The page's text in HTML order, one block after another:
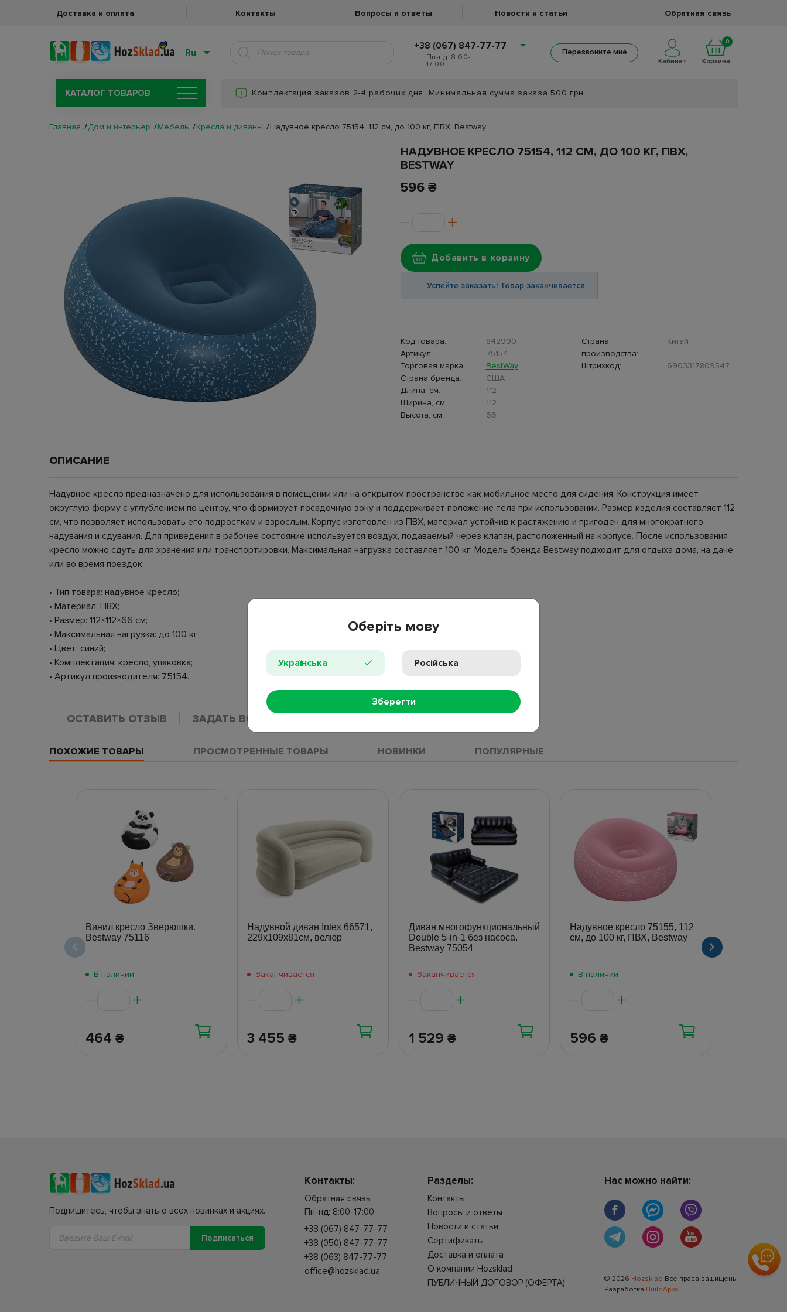
Доставка и оплата Контакты Вопросы и ответы Новости и статьи Обратная связь
Ru
+38 (067) 847-77-77
Пн-нд: 8:00-
17:00.
Перезвоните мне
Кабинет
0
Корзина
КАТАЛОГ ТОВАРОВ Комплектация заказов 2-4 рабочих дня. Минимальная сумма заказа 500 грн.
Главная Дом и интерьер Мебель Кресла и диваны Надувное кресло 75154, 112 см, до 100 кг, ПВХ, Bestway
НАДУВНОЕ КРЕСЛО 75154, 112 СМ, ДО 100 КГ, ПВХ,
BESTWAY
596 ₴
Добавить в корзину
Успейте заказать! Товар заканчивается.
Код товара:
842990
Артикул:
75154
Торговая марка:
BestWay
Страна бренда:
США
Длина, см:
112
Ширина, см:
112
Высота, см:
66
Страна
производства:
Китай
Штрихкод: 6903317809547
ОПИСАНИЕ
Надувное кресло предназначено для использования в помещении или на открытом пространстве как мобильное место для сидения. Конструкция имеет
округлую форму с углублением по центру, что формирует посадочную зону и поддерживает положение тела при использовании. Размер изделия составляет 112
см, что позволяет использовать его подросткам и взрослым. Корпус изготовлен из ПВХ, материал устойчив к растяжению и пригоден для многократного
надувания и сдувания. Для приведения в рабочее состояние используется воздух, подаваемый через клапан, расположенный на корпусе. После использования
кресло можно сдуть для хранения или транспортировки. Максимальная нагрузка составляет 100 кг. Модель бренда Bestway подходит для отдыха дома, на даче
или во время поездок.
• Тип товара: надувное кресло;
• Материал: ПВХ;
• Размер: 112×112×66 см;
• Максимальная нагрузка: до 100 кг;
• Цвет: синий;
• Комплектация: кресло, упаковка;
• Артикул производителя: 75154.
ОСТАВИТЬ ОТЗЫВ ЗАДАТЬ ВОПРОС
ПОХОЖИЕ ТОВАРЫ ПРОСМОТРЕННЫЕ ТОВАРЫ НОВИНКИ ПОПУЛЯРНЫЕ
Винил кресло Зверюшки.
Bestway 75116
В наличии
464 ₴
Надувной диван Intex 66571,
229х109х81см, велюр
Заканчивается
3 455 ₴
Диван многофункциональный
Double 5-in-1 без насоса.
Bestway 75054
Заканчивается
1 529 ₴
Надувное кресло 75155, 112
см, до 100 кг, ПВХ, Bestway
В наличии
596₴
Оберіть мову
Українська Російська
Зберегти
Подпишитесь, чтобы знать о всех новинках и акциях.
Подписаться
Контакты:
Обратная связь
Пн-нд: 8:00-17:00.
+38 (067) 847-77-77
+38 (050) 847-77-77
+38 (063) 847-77-77
office@hozsklad.ua
Разделы:
Контакты
Вопросы и ответы
Новости и статьи
Сертификаты
Доставка и оплата
О компании Hozsklad
ПУБЛИЧНЫЙ ДОГОВОР (ОФЕРТА)
Нас можно найти:
© 2026 Hozsklad Все права защищены
Разработка BuildApps